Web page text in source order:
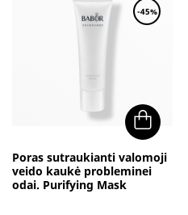
-45%
Poras sutraukianti valomoji
veido kaukė probleminei
odai. Purifying Mask